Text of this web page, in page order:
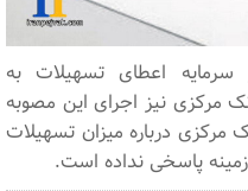
اعطای تسهیلات به
مرکزی نیز اجرای این مصوبه
مرکزی درباره میزان تسهیلات
پاسخی نداده است.